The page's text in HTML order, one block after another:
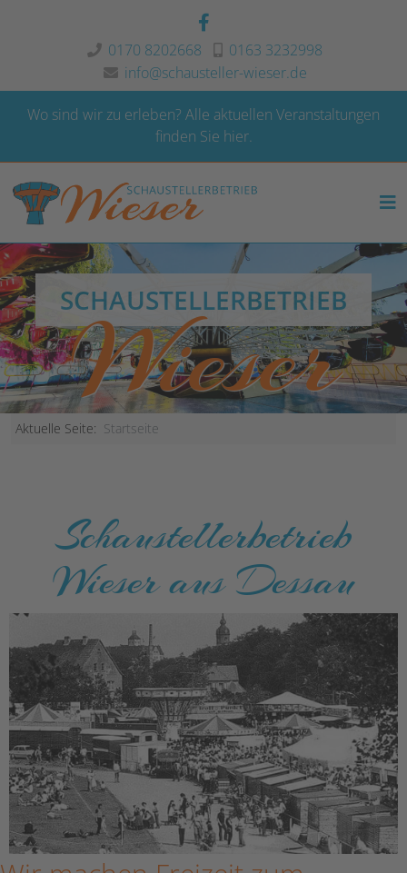
0170 8202668
0163 3232998
info@schausteller-wieser.de
Wo sind wir zu erleben? Alle aktuellen Veranstaltungen
finden Sie hier.
SCHAUSTELLERBETRIEB
Wieser
Aktuelle Seite: Startseite
Schaustellerbetrieb
Wieser aus Dessau